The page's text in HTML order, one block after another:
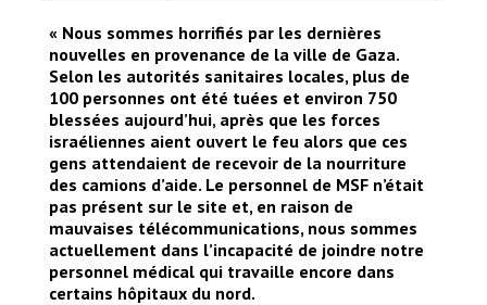
« Nous sommes horrifiés par les dernières
nouvelles en provenance de la ville de Gaza.
Selon les autorités sanitaires locales, plus de
100 personnes ont été tuées et environ 750
blessées aujourd’hui, après que les forces
israéliennes aient ouvert le feu alors que ces
gens attendaient de recevoir de la nourriture
des camions d’aide. Le personnel de MSF n’était
pas présent sur le site et, en raison de
mauvaises télécommunications, nous sommes
actuellement dans l’incapacité de joindre notre
personnel médical qui travaille encore dans
certains hôpitaux du nord.